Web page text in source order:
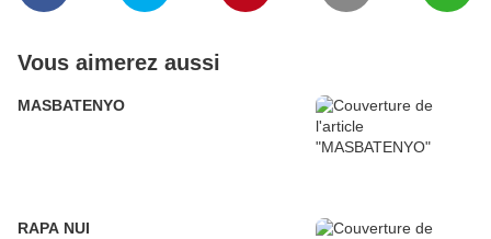
Vous aimerez aussi
MASBATENYO
RAPA NUI